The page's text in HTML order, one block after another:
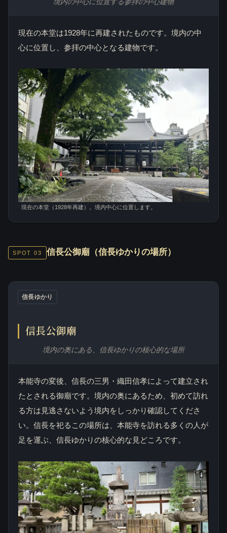
現在の本堂は1928年に再建されたものです。境内の中
心に位置し、参拝の中心となる建物です。
現在の本堂（1928年再建）。境内中心に位置します。
SPOT 03 信長公御廟（信長ゆかりの場所）
信長ゆかり
信長公御廟
境内の奥にある、信長ゆかりの核心的な場所
本能寺の変後、信長の三男・織田信孝によって建立され
たとされる御廟です。境内の奥にあるため、初めて訪れ
る方は見逃さないよう境内をしっかり確認してくださ
い。信長を祀るこの場所は、本能寺を訪れる多くの人が
足を運ぶ、信長ゆかりの核心的な見どころです。